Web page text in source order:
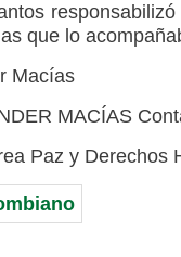
que lo
Macías
MACÍAS
Paz y Derechos